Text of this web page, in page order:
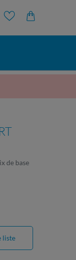
de base
liste